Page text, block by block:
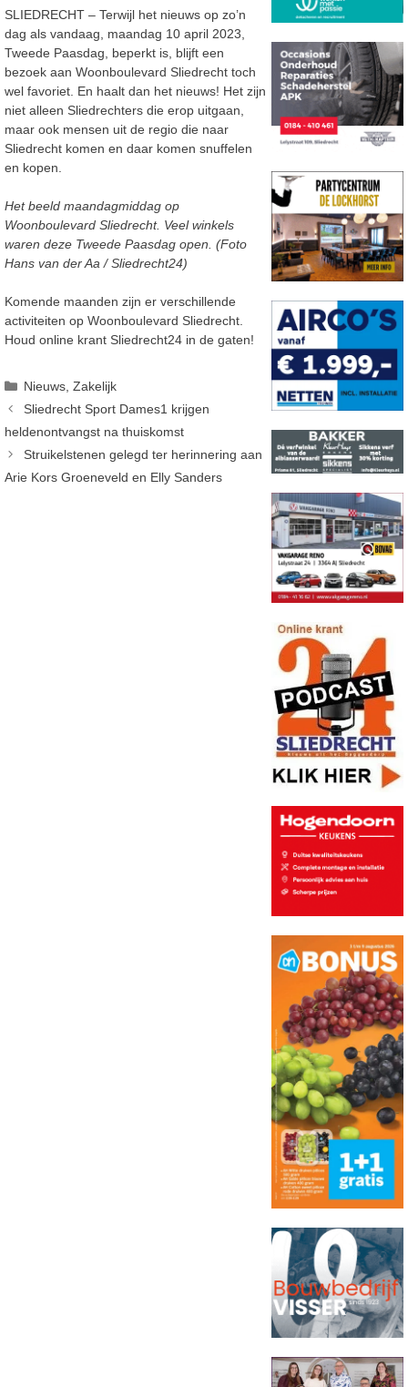
SLIEDRECHT – Terwijl het nieuws op zo’n
dag als vandaag, maandag 10 april 2023,
Tweede Paasdag, beperkt is, blijft een
bezoek aan Woonboulevard Sliedrecht toch
wel favoriet. En haalt dan het nieuws! Het zijn
niet alleen Sliedrechters die erop uitgaan,
maar ook mensen uit de regio die naar
Sliedrecht komen en daar komen snuffelen
en kopen.
Het beeld maandagmiddag op
Woonboulevard Sliedrecht. Veel winkels
waren deze Tweede Paasdag open. (Foto
Hans van der Aa / Sliedrecht24)
Komende maanden zijn er verschillende
activiteiten op Woonboulevard Sliedrecht.
Houd online krant Sliedrecht24 in de gaten!
Categorieën
Nieuws,Zakelijk
Sliedrecht Sport Dames1 krijgen
heldenontvangst na thuiskomst
Struikelstenen gelegd ter herinnering aan
Arie Kors Groeneveld en Elly Sanders